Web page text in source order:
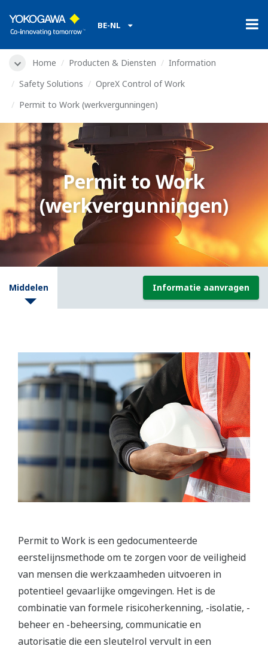
BE-NL
Home Producten & Diensten
Information
Safety Solutions
OpreX Control of Work
Permit to Work (werkvergunningen)
Permit to Work
(werkvergunningen)
Middelen Informatie aanvragen
Permit to Work is een gedocumenteerde
eerstelijnsmethode om te zorgen voor de veiligheid
van mensen die werkzaamheden uitvoeren in
potentieel gevaarlijke omgevingen. Het is de
combinatie van formele risicoherkenning, -isolatie, -
beheer en -beheersing, communicatie en
autorisatie die een sleutelrol vervult in een